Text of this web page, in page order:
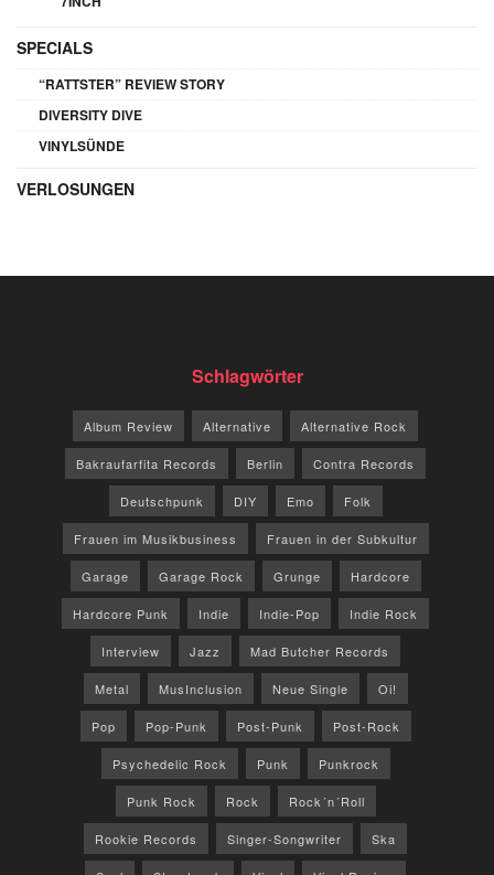
SPECIALS
“RATTSTER” REVIEW STORY
DIVERSITY DIVE
VINYLSÜNDE
VERLOSUNGEN
Schlagwörter
Album Review Alternative Alternative Rock
Bakraufarfita Records Berlin Contra Records
Deutschpunk DIY Emo Folk
Frauen im Musikbusiness Frauen in der Subkultur
Garage Garage Rock Grunge Hardcore
Hardcore Punk Indie Indie-Pop Indie Rock
Interview Jazz Mad Butcher Records
Metal MusInclusion Neue Single Oi!
Pop Pop-Punk Post-Punk Post-Rock
Psychedelic Rock Punk Punkrock
Punk Rock Rock Rock´n´Roll
Rookie Records Singer-Songwriter Ska